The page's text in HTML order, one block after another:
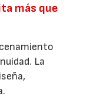
más que
La